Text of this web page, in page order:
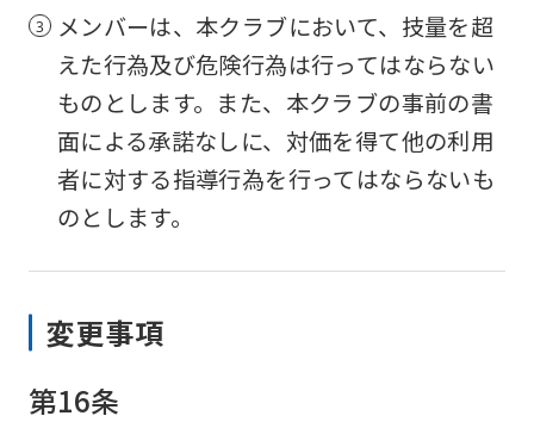
メンバーは、本クラブにおいて、技量を超
えた行為及び危険行為は行ってはならない
ものとします。また、本クラブの事前の書
面による承諾なしに、対価を得て他の利用
者に対する指導行為を行ってはならないも
のとします。
変更事項
第16条